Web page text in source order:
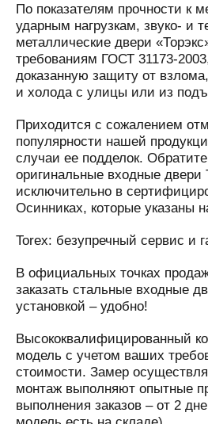
По показателям прочности к
ударным нагрузкам, звуко- и
металлические двери
требованиям ГОСТ 31173-
доказанную защиту от
и холода с улицы или из
Приходится с сожалением
популярности нашей
случаи ее подделок.
оригинальные входные двери
исключительно в
Осинниках, которые указаны
Torex: безупречный сервис и
В официальных точках
заказать стальные входные
установкой – удобно!
Высококвалифицированный
модель с учетом ваших
стоимости. Замер
монтаж выполняют опытные
выполнения заказов – от 2